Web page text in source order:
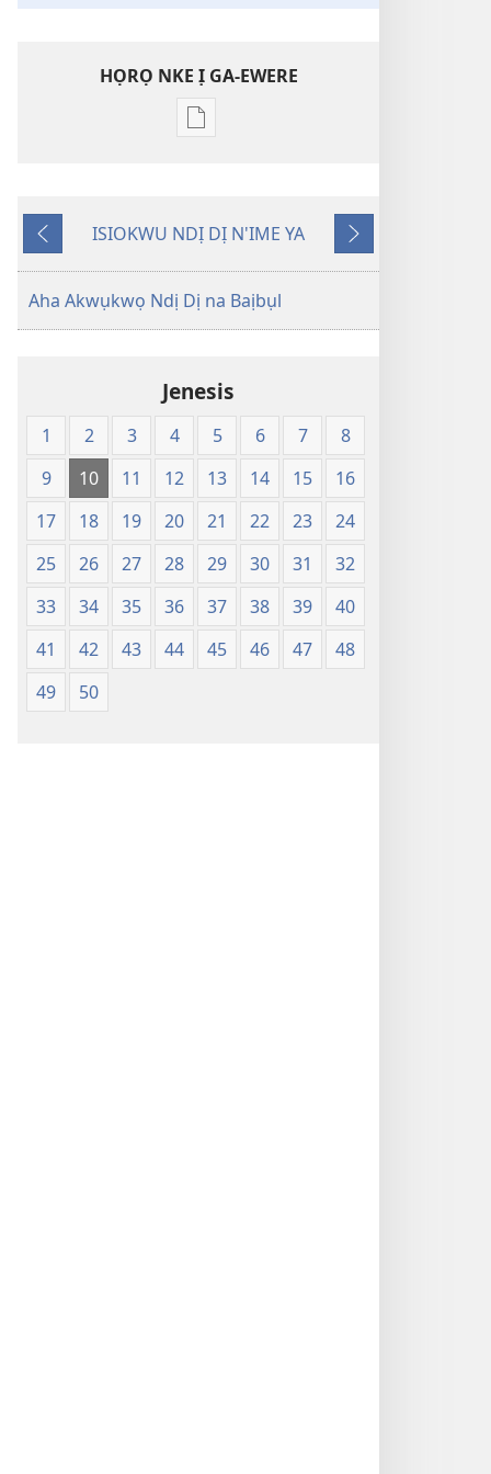
HỌRỌ NKE Ị GA-EWERE
Họrọ
ga-
Baịbụl
Nsọ
Ụwa
Ọhụrụ
nke
Akwụkwọ
Nsọ
(Nke
Mkpo
Ya
Dị
Fere
Fere)
Laghachi
ISIOKWU NDỊ DỊ N'IME YA
Gaa
n'Ọzọ
Aha Akwụkwọ Ndị Dị na Baịbụl
Jenesis
1 2 3 4 5 6 7
8
9
10 11 12 13 14 15
16
17
18 19 20 21 22 23
24
25
26 27 28 29 30 31
32
33
34 35 36 37 38 39
40
41
42 43 44 45 46 47
48
49
50